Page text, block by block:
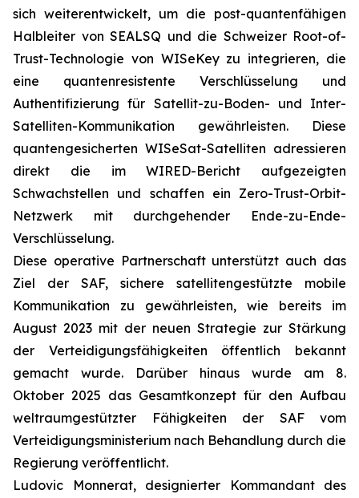
sich weiterentwickelt, um die post-quantenfähigen
Halbleiter von SEALSQ und die Schweizer Root-of-
Trust-Technologie von WISeKey zu integrieren, die
eine quantenresistente Verschlüsselung und
Authentifizierung für Satellit-zu-Boden- und Inter-
Satelliten-Kommunikation gewährleisten. Diese
quantengesicherten WISeSat-Satelliten adressieren
direkt die im WIRED-Bericht aufgezeigten
Schwachstellen und schaffen ein Zero-Trust-Orbit-
Netzwerk mit durchgehender Ende-zu-Ende-
Verschlüsselung.
Diese operative Partnerschaft unterstützt auch das
Ziel der SAF, sichere satellitengestützte mobile
Kommunikation zu gewährleisten, wie bereits im
August 2023 mit der neuen Strategie zur Stärkung
der Verteidigungsfähigkeiten öffentlich bekannt
gemacht wurde. Darüber hinaus wurde am 8.
Oktober 2025 das Gesamtkonzept für den Aufbau
weltraumgestützter Fähigkeiten der SAF vom
Verteidigungsministerium nach Behandlung durch die
Regierung veröffentlicht.
Ludovic Monnerat, designierter Kommandant des